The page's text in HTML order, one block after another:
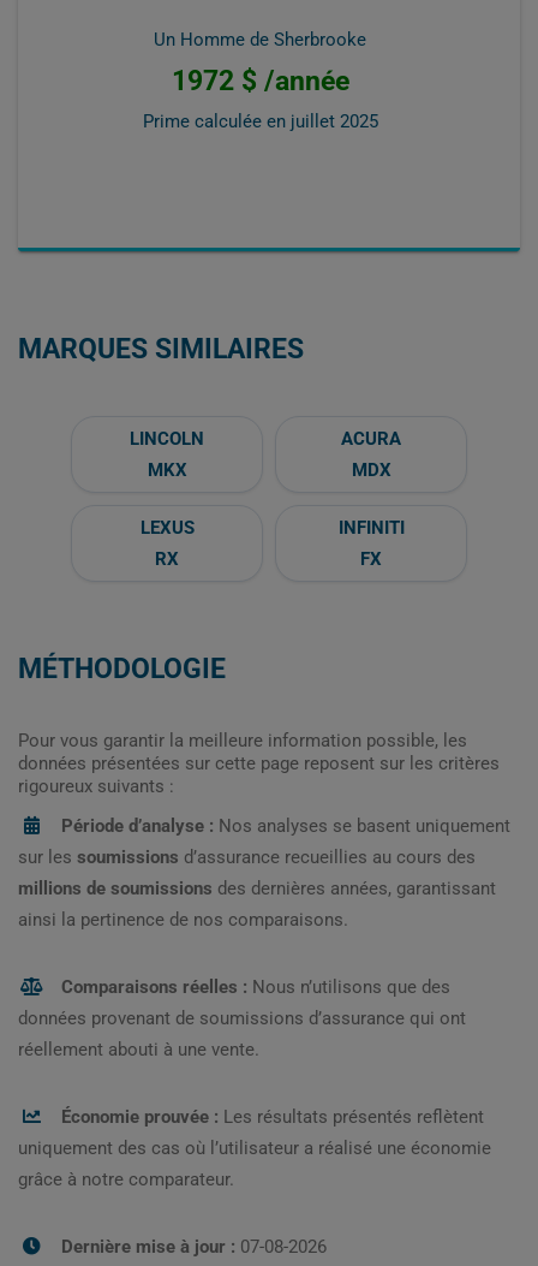
Un Homme de Sherbrooke
1972 $ /année
Prime calculée en juillet 2025
MARQUES SIMILAIRES
LINCOLN
MKX
ACURA
MDX
LEXUS
RX
INFINITI
FX
MÉTHODOLOGIE
Pour vous garantir la meilleure information possible, les
données présentées sur cette page reposent sur les critères
rigoureux suivants :
Période d’analyse : Nos analyses se basent uniquement
sur les soumissions d’assurance recueillies au cours des
millions de soumissions des dernières années, garantissant
ainsi la pertinence de nos comparaisons.
Comparaisons réelles : Nous n’utilisons que des
données provenant de soumissions d’assurance qui ont
réellement abouti à une vente.
Économie prouvée : Les résultats présentés reflètent
uniquement des cas où l’utilisateur a réalisé une économie
grâce à notre comparateur.
Dernière mise à jour : 07-08-2026